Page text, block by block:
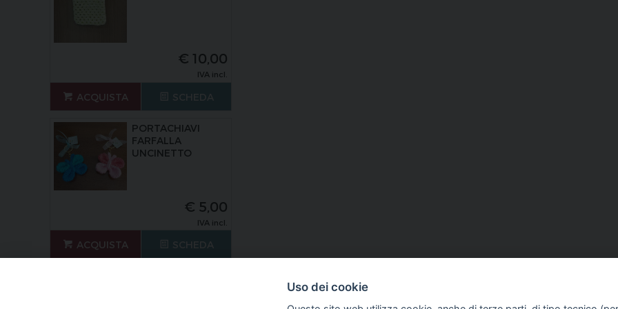
€ 10,00
IVA incl.
ACQUISTA
PORTACHIAVI
FARFALLA
UNCINETTO
€ 5,00
IVA incl.
ACQUISTA
Uso dei cookie